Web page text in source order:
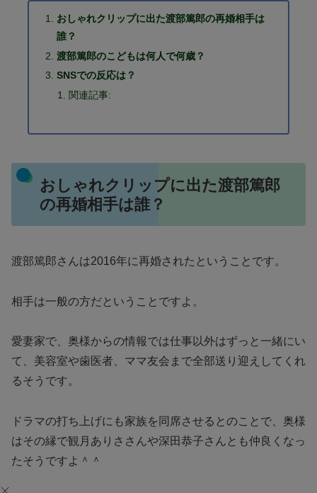
おしゃれクリップに出た渡部篤郎の再婚相手は
誰？
渡部篤郎のこどもは何人で何歳？
SNSでの反応は？
関連記事:
おしゃれクリップに出た渡部篤郎
の再婚相手は誰？
渡部篤郎さんは2016年に再婚されたということです。
相手は一般の方だということですよ。
愛妻家で、奥様からの情報では仕事以外はずっと一緒にい
て、美容室や歯医者、ママ友会まで全部送り迎えしてくれ
るそうです。
ドラマの打ち上げにも家族を同席させるとのことで、奥様
はその縁で観月ありささんや深田恭子さんとも仲良くなっ
たそうですよ＾＾